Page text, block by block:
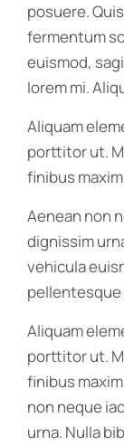
posuere.
fermentum
euismod,
lorem mi.
Aliquam
porttitor ut.
finibus
Aenean non
dignissim
vehicula
pellentesque
Aliquam
porttitor ut.
finibus
non neque
urna. Nulla